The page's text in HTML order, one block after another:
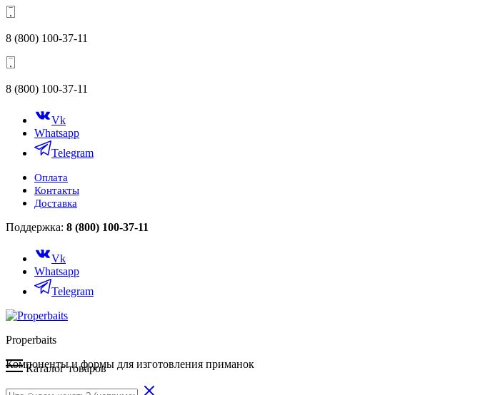
8 (800) 100-37-11
8 (800) 100-37-11
Vk
Whatsapp
Telegram
Оплата
Контакты
Доставка
Поддержка: 8 (800) 100-37-11
Vk
Whatsapp
Telegram
Properbaits
Компоненты и формы для изготовления приманок
Каталог товаров